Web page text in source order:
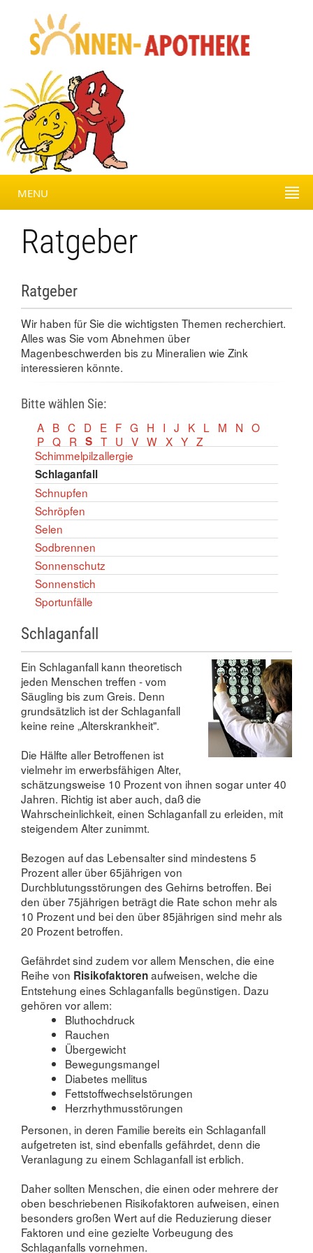
MENU
Ratgeber
Ratgeber
Wir haben für Sie die wichtigsten Themen recherchiert.
Alles was Sie vom Abnehmen über
Magenbeschwerden bis zu Mineralien wie Zink
interessieren könnte.
Bitte wählen Sie:
A B C D E F G H I J K L M N O
P Q R S T U V W X Y Z
Schimmelpilzallergie
Schlaganfall
Schnupfen
Schröpfen
Selen
Sodbrennen
Sonnenschutz
Sonnenstich
Sportunfälle
Schlaganfall
Ein Schlaganfall kann theoretisch
jeden Menschen treffen - vom
Säugling bis zum Greis. Denn
grundsätzlich ist der Schlaganfall
keine reine „Alterskrankheit".
Die Hälfte aller Betroffenen ist
vielmehr im erwerbsfähigen Alter,
schätzungsweise 10 Prozent von ihnen sogar unter 40
Jahren. Richtig ist aber auch, daß die
Wahrscheinlichkeit, einen Schlaganfall zu erleiden, mit
steigendem Alter zunimmt.
Bezogen auf das Lebensalter sind mindestens 5
Prozent aller über 65jährigen von
Durchblutungsstörungen des Gehirns betroffen. Bei
den über 75jährigen beträgt die Rate schon mehr als
10 Prozent und bei den über 85jährigen sind mehr als
20 Prozent betroffen.
Gefährdet sind zudem vor allem Menschen, die eine
Reihe von Risikofaktorenaufweisen, welche die
Entstehung eines Schlaganfalls begünstigen. Dazu
gehören vor allem:
Bluthochdruck
Rauchen
Übergewicht
Bewegungsmangel
Diabetes mellitus
Fettstoffwechselstörungen
Herzrhythmusstörungen
Personen, in deren Familie bereits ein Schlaganfall
aufgetreten ist, sind ebenfalls gefährdet, denn die
Veranlagung zu einem Schlaganfall ist erblich.
Daher sollten Menschen, die einen oder mehrere der
oben beschriebenen Risikofaktoren aufweisen, einen
besonders großen Wert auf die Reduzierung dieser
Faktoren und eine gezielte Vorbeugung des
Schlaganfalls vornehmen.